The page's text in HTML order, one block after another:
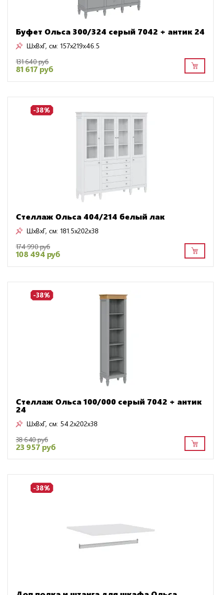
Буфет Ольса 300/324 серый 7042 + антик 24
ШxВxГ, см: 157x219x46.5
131 640 руб
81 617 руб
-38%
Стеллаж Ольса 404/214 белый лак
ШxВxГ, см: 181.5x202x38
174 990 руб
108 494 руб
-38%
Стеллаж Ольса 100/000 серый 7042 + антик
24
ШxВxГ, см: 54.2x202x38
38 640 руб
23 957 руб
-38%